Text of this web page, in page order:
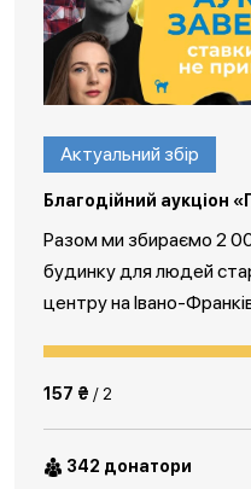
Актуальний збір
Благодійний аукціон
Разом ми збираємо 2
будинку для людей
центру на Івано-
157 ₴ / 2
342 донатори